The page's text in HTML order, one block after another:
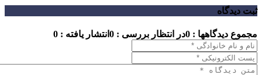
ثبت دیدگاه
مجموع دیدگاهها : 0 در انتظار بررسی : 0 انتشار یافته : 0